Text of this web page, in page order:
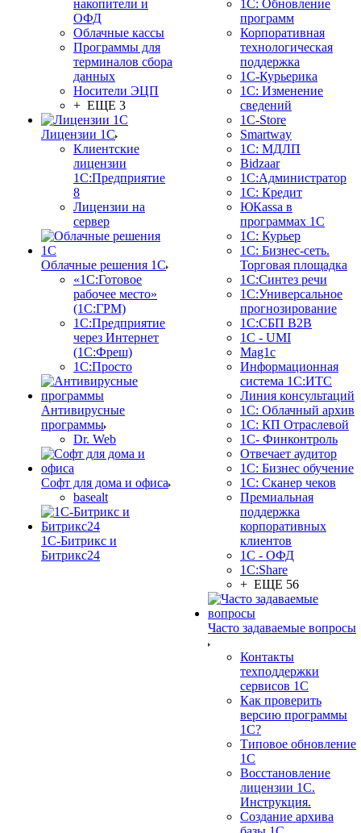
накопители и
ОФД
Облачные кассы
Программы для
терминалов сбора
данных
Носители ЭЦП
+ ЕЩЕ 3
Лицензии 1С
Клиентские
лицензии
1С:Предприятие
8
Лицензии на
сервер
Облачные решения 1С
«1C:Готовое
рабочее место»
(1С:ГРМ)
1С:Предприятие
через Интернет
(1С:Фреш)
1С:Просто
Антивирусные
программы
Dr. Web
Софт для дома и офиса
basealt
1С-Битрикс и
Битрикс24
1С: Обновление
программ
Корпоративная
технологическая
поддержка
1С-Курьерика
1С: Изменение
сведений
1C-Store
Smartway
1С: МДЛП
Bidzaar
1С:Администратор
1С: Кредит
ЮКаssа в
программах 1С
1С: Курьер
1С: Бизнес-сеть.
Торговая площадка
1С:Синтез речи
1С:Универсальное
прогнозирование
1С:СБП B2B
1C - UMI
Mag1c
Информационная
система 1С:ИТС
Линия консультаций
1С: Облачный архив
1С: КП Отраслевой
1С- Финконтроль
Отвечает аудитор
1С: Бизнес обучение
1С: Сканер чеков
Премиальная
поддержка
корпоративных
клиентов
1С - ОФД
1С:Share
+ ЕЩЕ 56
Часто задаваемые вопросы
Контакты
техподдержки
сервисов 1С
Как проверить
версию программы
1С?
Типовое обновление
1С
Восстановление
лицензии 1С.
Инструкция.
Создание архива